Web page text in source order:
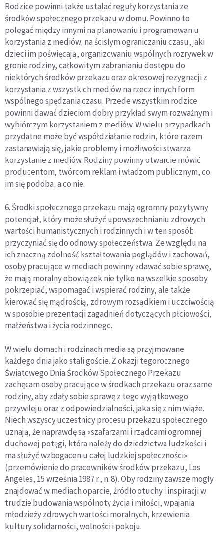
Rodzice powinni także ustalać reguły korzystania ze
środków społecznego przekazu w domu. Powinno to
polegać między innymi na planowaniu i programowaniu
korzystania z mediów, na ścisłym ograniczaniu czasu, jaki
dzieci im poświęcają, organizowaniu wspólnych rozrywek w
gronie rodziny, całkowitym zabranianiu dostępu do
niektórych środków przekazu oraz okresowej rezygnacji z
korzystania z wszystkich mediów na rzecz innych form
wspólnego spędzania czasu. Przede wszystkim rodzice
powinni dawać dzieciom dobry przykład swym rozważnym i
wybiórczym korzystaniem z mediów. W wielu przypadkach
przydatne może być współdziałanie rodzin, które razem
zastanawiają się, jakie problemy i możliwości stwarza
korzystanie z mediów. Rodziny powinny otwarcie mówić
producentom, twórcom reklam i władzom publicznym, co
im się podoba, a co nie.
6. Środki społecznego przekazu mają ogromny pozytywny
potencjał, który może służyć upowszechnianiu zdrowych
wartości humanistycznych i rodzinnych i w ten sposób
przyczyniać się do odnowy społeczeństwa. Ze względu na
ich znaczną zdolność kształtowania poglądów i zachowań,
osoby pracujące w mediach powinny zdawać sobie sprawę,
że mają moralny obowiązek nie tylko na wszelkie sposoby
pokrzepiać, wspomagać i wspierać rodziny, ale także
kierować się mądrością, zdrowym rozsądkiem i uczciwością
w sposobie prezentacji zagadnień dotyczących płciowości,
małżeństwa i życia rodzinnego.
W wielu domach i rodzinach media są przyjmowane
każdego dnia jako stali goście. Z okazji tegorocznego
Światowego Dnia Środków Społecznego Przekazu
zachęcam osoby pracujące w środkach przekazu oraz same
rodziny, aby zdały sobie sprawę z tego wyjątkowego
przywileju oraz z odpowiedzialności, jaka się z nim wiąże.
Niech wszyscy uczestnicy procesu przekazu społecznego
uznają, że naprawdę są «szafarzami i rządcami ogromnej
duchowej potęgi, która należy do dziedzictwa ludzkości i
ma służyć wzbogaceniu całej ludzkiej społeczności»
(przemówienie do pracowników środków przekazu, Los
Angeles, 15 września 1987 r., n. 8). Oby rodziny zawsze mogły
znajdować w mediach oparcie, źródło otuchy i inspiracji w
trudzie budowania wspólnoty życia i miłości, wpajania
młodzieży zdrowych wartości moralnych, krzewienia
kultury solidarności, wolności i pokoju.